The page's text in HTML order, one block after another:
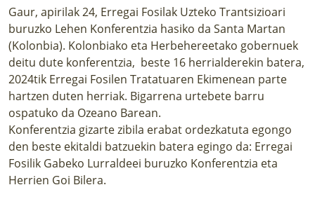
Gaur, apirilak 24, Erregai Fosilak Uzteko Trantsizioari
buruzko Lehen Konferentzia hasiko da Santa Martan
(Kolonbia). Kolonbiako eta Herbehereetako gobernuek
deitu dute konferentzia, beste 16 herrialderekin batera,
2024tik Erregai Fosilen Tratatuaren Ekimenean parte
hartzen duten herriak. Bigarrena urtebete barru
ospatuko da Ozeano Barean.
Konferentzia gizarte zibila erabat ordezkatuta egongo
den beste ekitaldi batzuekin batera egingo da: Erregai
Fosilik Gabeko Lurraldeei buruzko Konferentzia eta
Herrien Goi Bilera.